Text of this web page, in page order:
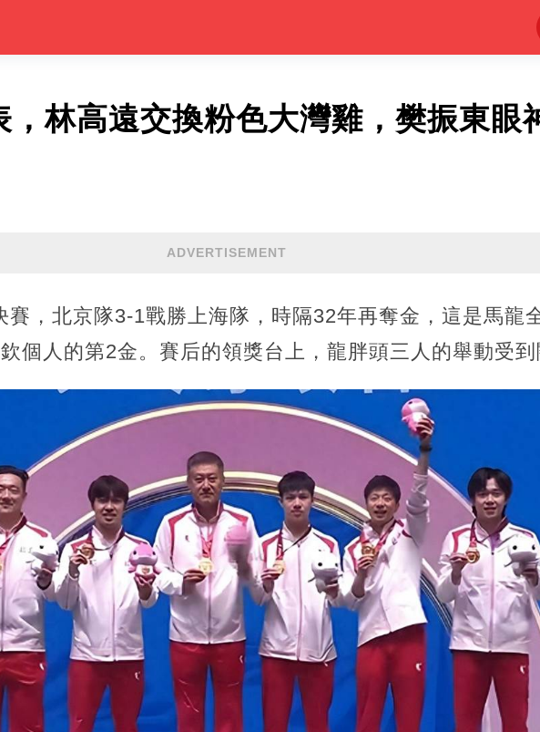
，林高遠交換粉色大灣雞，樊振東眼
ADVERTISEMENT
賽，北京隊3-1戰勝上海隊，時隔32年再奪金，這是馬龍
個人的第2金。賽后的領獎台上，龍胖頭三人的舉動受到